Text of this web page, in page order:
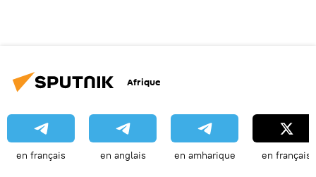
Afrique
en français en anglais en amharique en français